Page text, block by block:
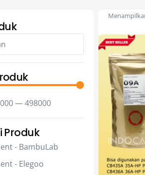
—498000
Produk
- BambuLab
- Elegoo